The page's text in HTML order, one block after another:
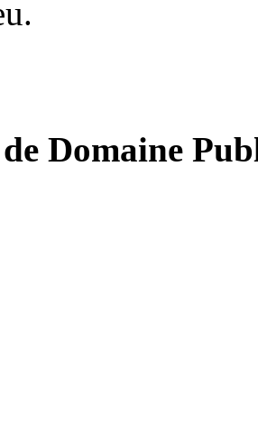
Domaine